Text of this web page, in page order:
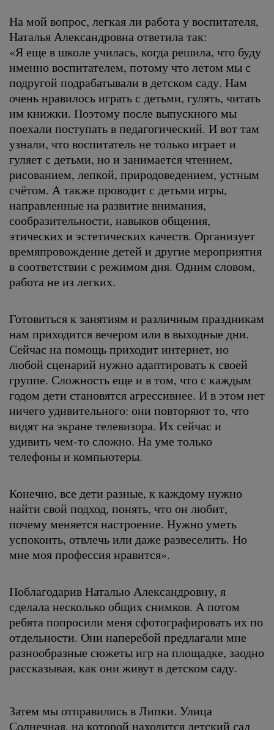
На мой вопрос, легкая ли работа у воспитателя,
Наталья Александровна ответила так:
«Я еще в школе училась, когда решила, что буду
именно воспитателем, потому что летом мы с
подругой подрабатывали в детском саду. Нам
очень нравилось играть с детьми, гулять, читать
им книжки. Поэтому после выпускного мы
поехали поступать в педагогический. И вот там
узнали, что воспитатель не только играет и
гуляет с детьми, но и занимается чтением,
рисованием, лепкой, природоведением, устным
счётом. А также проводит с детьми игры,
направленные на развитие внимания,
сообразительности, навыков общения,
этических и эстетических качеств. Организует
времяпровождение детей и другие мероприятия
в соответствии с режимом дня. Одним словом,
работа не из легких.
Готовиться к занятиям и различным праздникам
нам приходится вечером или в выходные дни.
Сейчас на помощь приходит интернет, но
любой сценарий нужно адаптировать к своей
группе. Сложность еще и в том, что с каждым
годом дети становятся агрессивнее. И в этом нет
ничего удивительного: они повторяют то, что
видят на экране телевизора. Их сейчас и
удивить чем-то сложно. На уме только
телефоны и компьютеры.
Конечно, все дети разные, к каждому нужно
найти свой подход, понять, что он любит,
почему меняется настроение. Нужно уметь
успокоить, отвлечь или даже развеселить. Но
мне моя профессия нравится».
Поблагодарив Наталью Александровну, я
сделала несколько общих снимков. А потом
ребята попросили меня сфотографировать их по
отдельности. Они наперебой предлагали мне
разнообразные сюжеты игр на площадке, заодно
рассказывая, как они живут в детском саду.
Затем мы отправились в Липки. Улица
Солнечная, на которой находится детский сад